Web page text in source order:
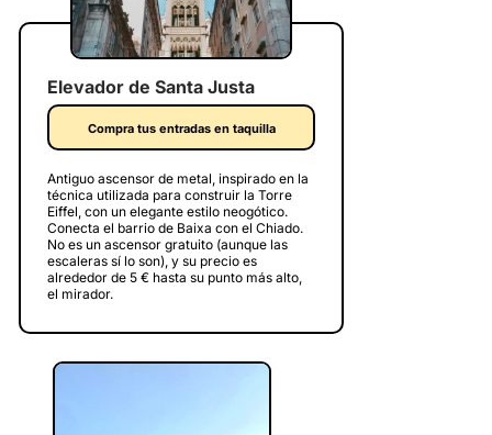
Elevador de Santa Justa
Compra tus entradas en taquilla
Antiguo ascensor de metal, inspirado en la
técnica utilizada para construir la Torre
Eiffel, con un elegante estilo neogótico.
Conecta el barrio de Baixa con el Chiado.
No es un ascensor gratuito (aunque las
escaleras sí lo son), y su precio es
alrededor de 5 € hasta su punto más alto,
el mirador.